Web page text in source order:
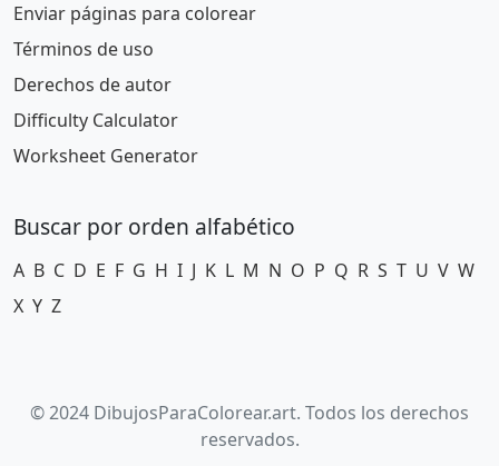
Enviar páginas para colorear
Términos de uso
Derechos de autor
Difficulty Calculator
Worksheet Generator
Buscar por orden alfabético
A B C D E F G H I J K L M N O P Q R S T U V W
X Y Z
© 2024 DibujosParaColorear.art. Todos los derechos
reservados.